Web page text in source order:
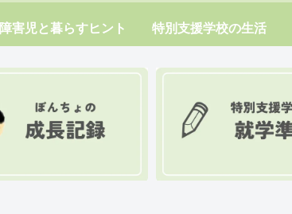
障害児と暮らすヒント 特別支援学校の生活